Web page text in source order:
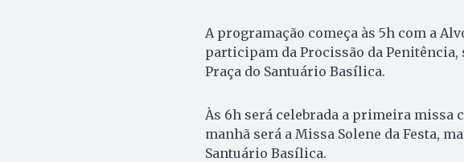
A programação começa às 5h com a
participam da Procissão da
Praça do Santuário Basílica.
Às 6h será celebrada a primeira missa
manhã será a Missa Solene da Festa,
Santuário Basílica.